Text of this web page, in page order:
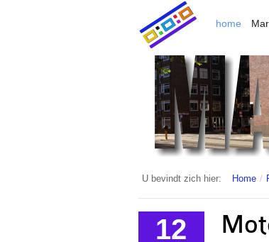
home
U bevindt zich hier: Home /
12